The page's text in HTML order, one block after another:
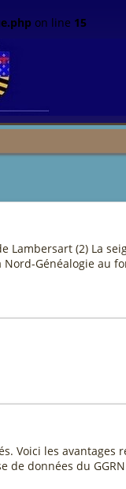
on line 15
Lambersart (2) La
Généalogie au
les avantages
de données du